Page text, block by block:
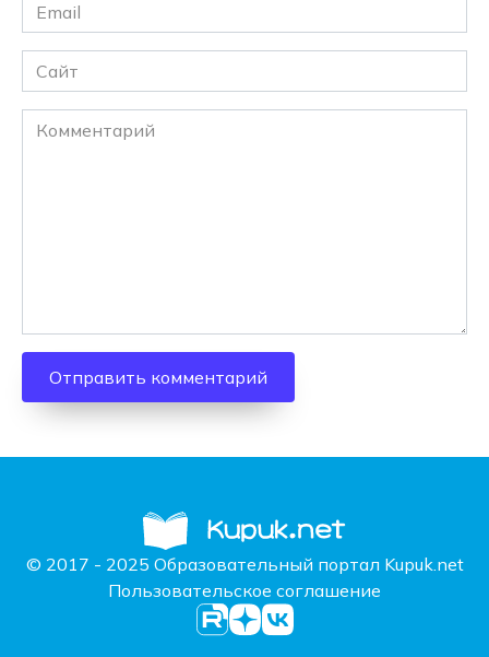
*
Сайт
Комментарий
© 2017 - 2025 Образовательный портал Kupuk.net
Пользовательское соглашение